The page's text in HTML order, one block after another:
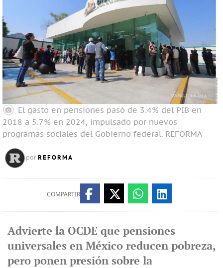
El gasto en pensiones pasó de 3.4% del PIB en
2018 a 5.7% en 2024, impulsado por nuevos
programas sociales del Gobierno federal. REFORMA
por REFORMA
COMPARTIR
Advierte la OCDE que pensiones
universales en México reducen pobreza,
pero ponen presión sobre la